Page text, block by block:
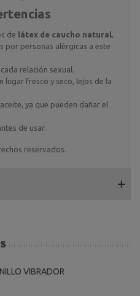
de látex de caucho natural
por personas alérgicas a este
relación sexual.
lugar fresco y seco, lejos de la
ya que pueden dañar el
de usar.
reservados.
VIBRADOR